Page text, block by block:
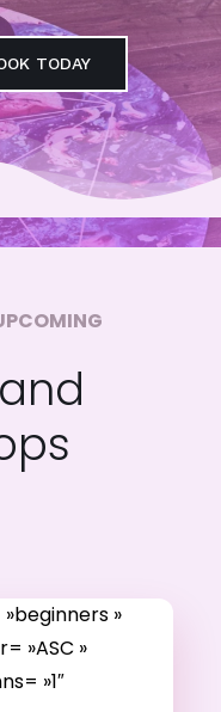
TODAY
»
»ASC »
»1″